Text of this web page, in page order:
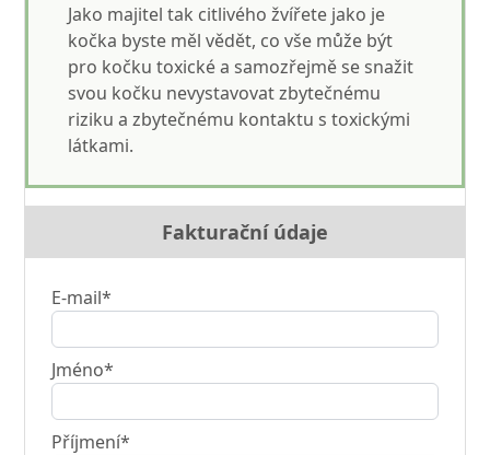
Jako majitel tak citlivého žvířete jako je
kočka byste měl vědět, co vše může být
pro kočku toxické a samozřejmě se snažit
svou kočku nevystavovat zbytečnému
riziku a zbytečnému kontaktu s toxickými
látkami.
Fakturační údaje
E-mail*
Jméno*
Příjmení*